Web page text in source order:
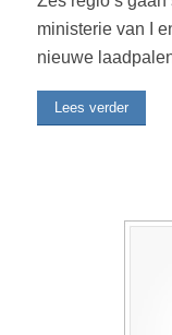
ministerie van I
nieuwe
Lees verder